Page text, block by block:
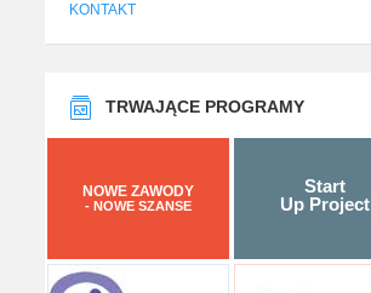
KONTAKT
TRWAJĄCE PROGRAMY
NOWE ZAWODY
- NOWE SZANSE
Start
Up Project